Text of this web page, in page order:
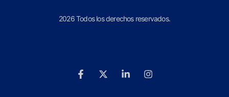
2026 Todos los derechos reservados.